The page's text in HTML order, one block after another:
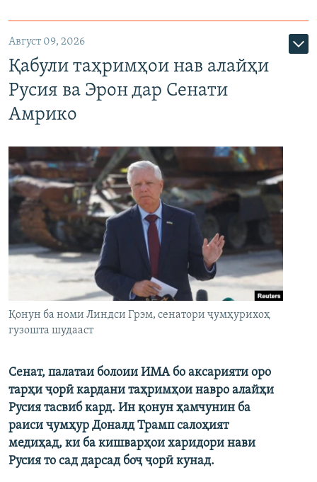
Август 09, 2026
Қабули таҳримҳои нав алайҳи
Русия ва Эрон дар Сенати
Амрико
Қонун ба номи Линдси Грэм, сенатори ҷумҳурихоҳ
гузошта шудааст
Сенат, палатаи болоии ИМА бо аксарияти оро
тарҳи ҷорӣ кардани таҳримҳои навро алайҳи
Русия тасвиб кард. Ин қонун ҳамчунин ба
раиси ҷумҳур Доналд Трамп салоҳият
медиҳад, ки ба кишварҳои харидори нави
Русия то сад дарсад боҷ ҷорӣ кунад.